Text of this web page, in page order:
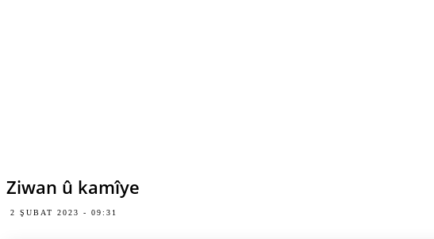
Ziwan û kamîye
2 ŞUBAT 2023 - 09:31